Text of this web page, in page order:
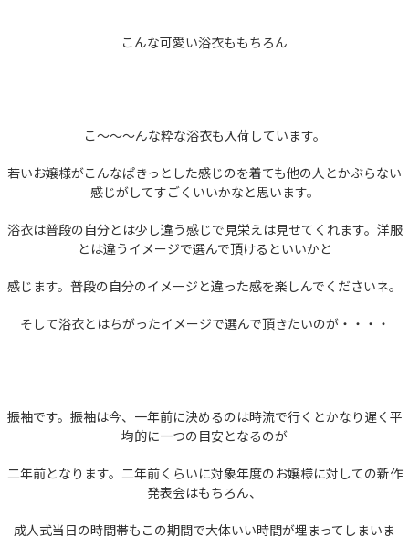
こんな可愛い浴衣ももちろん
こ～～～んな粋な浴衣も入荷しています。
若いお嬢様がこんなぱきっとした感じのを着ても他の人とかぶらない
感じがしてすごくいいかなと思います。
浴衣は普段の自分とは少し違う感じで見栄えは見せてくれます。洋服
とは違うイメージで選んで頂けるといいかと
感じます。普段の自分のイメージと違った感を楽しんでくださいネ。
そして浴衣とはちがったイメージで選んで頂きたいのが・・・・
振袖です。振袖は今、一年前に決めるのは時流で行くとかなり遅く平
均的に一つの目安となるのが
二年前となります。二年前くらいに対象年度のお嬢様に対しての新作
発表会はもちろん、
成人式当日の時間帯もこの期間で大体いい時間が埋まってしまいま